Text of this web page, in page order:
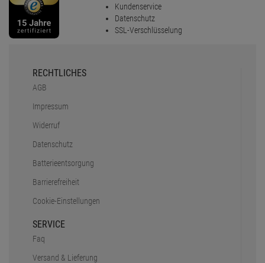
Kundenservice
Datenschutz
SSL-Verschlüsselung
RECHTLICHES
AGB
Impressum
Widerruf
Datenschutz
Batterieentsorgung
Barrierefreiheit
Cookie-Einstellungen
SERVICE
Faq
Versand & Lieferung